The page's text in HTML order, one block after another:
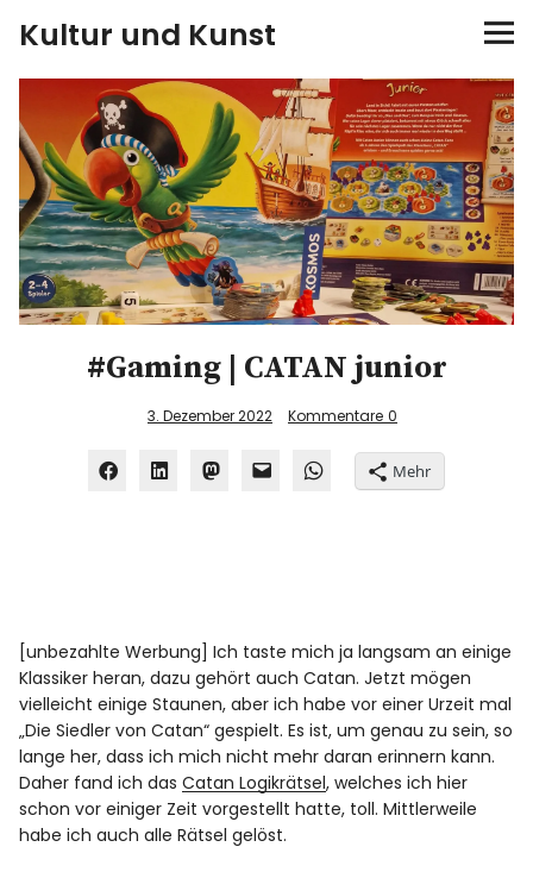
Kultur und Kunst
kultur & kunst
Ausstellungen
Spiele
Konzerte
Museen bei…
Bloggerreisen
Über mich
#Gaming | CATAN junior
3. Dezember 2022 Kommentare 0
Mehr
[unbezahlte Werbung] Ich taste mich ja langsam an einige
Klassiker heran, dazu gehört auch Catan. Jetzt mögen
vielleicht einige Staunen, aber ich habe vor einer Urzeit mal
„Die Siedler von Catan“ gespielt. Es ist, um genau zu sein, so
lange her, dass ich mich nicht mehr daran erinnern kann.
Daher fand ich dasCatan Logikrätsel, welches ich hier
schon vor einiger Zeit vorgestellt hatte, toll. Mittlerweile
habe ich auch alle Rätsel gelöst.